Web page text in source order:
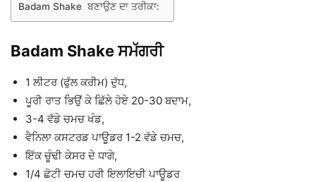
Badam Shake ਬਣਾਉਣ ਦਾ ਤਰੀਕਾ:
Badam Shake ਸਮੱਗਰੀ
1 ਲੀਟਰ (ਫੁੱਲ ਕਰੀਮ) ਦੁੱਧ,
ਪੂਰੀ ਰਾਤ ਭਿਉਂ ਕੇ ਛਿੱਲੇ ਹੋਏ 20-30 ਬਦਾਮ,
3-4 ਵੱਡੇ ਚਮਚ ਖੰਡ,
ਵੈਨਿਲਾ ਕਸਟਰਡ ਪਾਊਡਰ 1-2 ਵੱਡੇ ਚਮਚ,
ਇੱਕ ਚੂੰਢੀ ਕੇਸਰ ਦੇ ਧਾਗੇ,
1/4 ਛੋਟੀ ਚਮਚ ਹਰੀ ਇਲਾਇਚੀ ਪਾਊਡਰ